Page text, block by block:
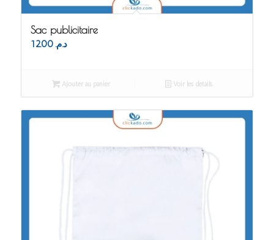
Sac publicitaire
د.م. 12.00
Ajouter au panier Voir les détails